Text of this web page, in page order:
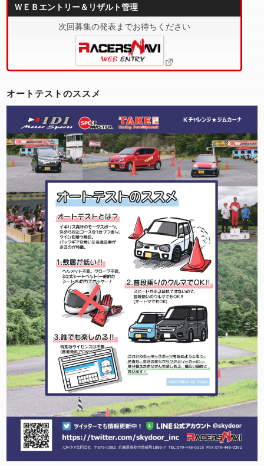
ＷＥＢエントリー＆リザルト管理
次回募集の発表までお待ちください
オートテストのススメ